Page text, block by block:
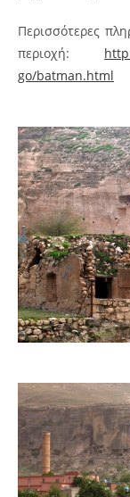
Περισσότερες
περιοχή:
go/batman.html